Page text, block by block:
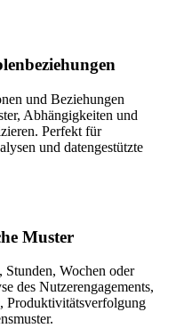
und Beziehungen
Abhängigkeiten und
Perfekt für
und datengestützte
Muster
Stunden, Wochen oder
des Nutzerengagements,
Produktivitätsverfolgung